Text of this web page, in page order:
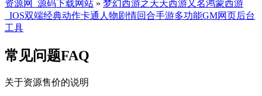
资源网_源码下载网站 » 梦幻西游之天天西游又名鸿蒙西游
_IOS双端经典动作卡通人物剧情回合手游多功能GM网页后台
工具
常见问题FAQ
关于资源售价的说明